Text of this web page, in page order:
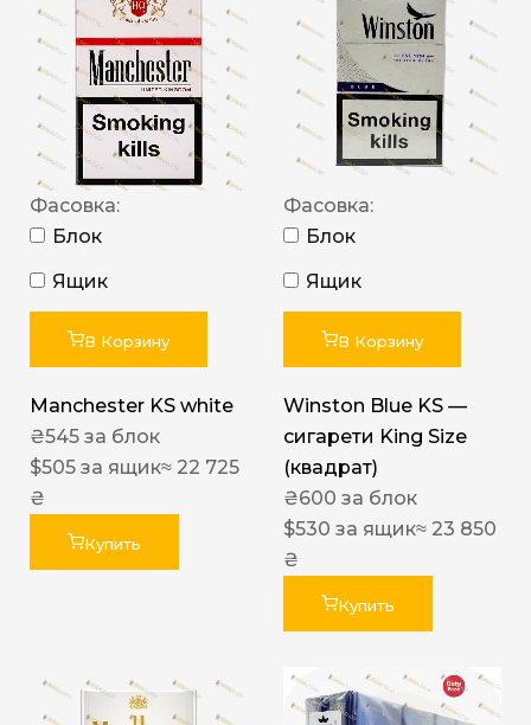
Фасовка:
Блок
Ящик
В Корзину
Manchester KS white
₴545 за блок
$505 за ящик≈ 22 725
₴
Купить
Фасовка:
Блок
Ящик
В Корзину
Winston Blue KS —
сигарети King Size
(квадрат)
₴600 за блок
$530 за ящик≈ 23 850
₴
Купить